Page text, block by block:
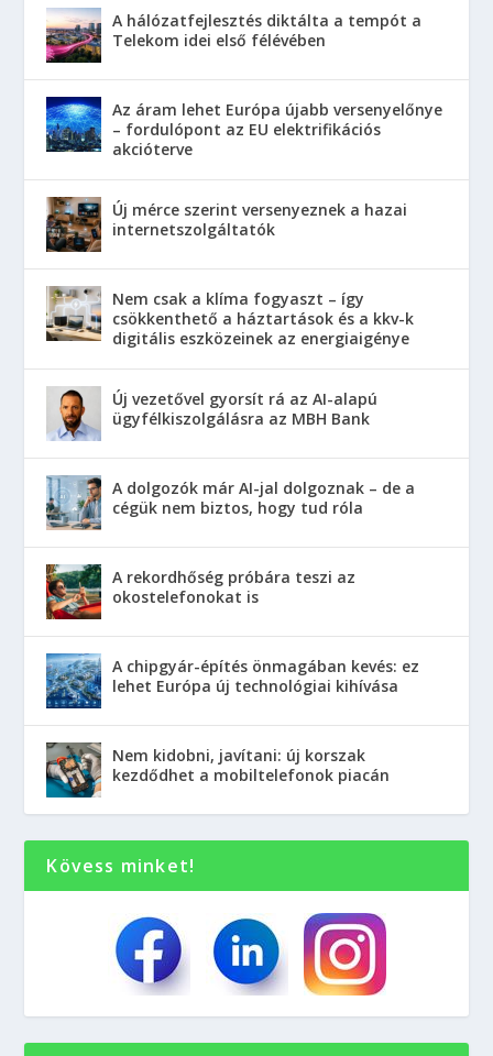
A hálózatfejlesztés diktálta a tempót a
Telekom idei első félévében
Az áram lehet Európa újabb versenyelőnye
– fordulópont az EU elektrifikációs
akcióterve
Új mérce szerint versenyeznek a hazai
internetszolgáltatók
Nem csak a klíma fogyaszt – így
csökkenthető a háztartások és a kkv-k
digitális eszközeinek az energiaigénye
Új vezetővel gyorsít rá az AI-alapú
ügyfélkiszolgálásra az MBH Bank
A dolgozók már AI-jal dolgoznak – de a
cégük nem biztos, hogy tud róla
A rekordhőség próbára teszi az
okostelefonokat is
A chipgyár-építés önmagában kevés: ez
lehet Európa új technológiai kihívása
Nem kidobni, javítani: új korszak
kezdődhet a mobiltelefonok piacán
Kövess minket!